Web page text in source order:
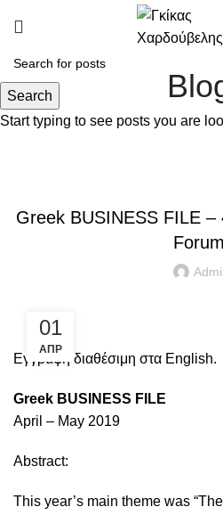
Greek BUSINESS FILE
Forum
01
ΑΠΡ
Εγγραφή διαθέσιμη στα English.
Greek BUSINESS FILE
April – May 2019
Abstract:
This year’s main theme was
Search
Start typing to see posts you are